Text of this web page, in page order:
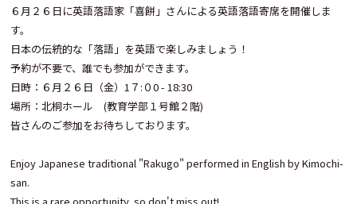
６月２６日に英語落語家「喜餅」さんによる英語落語寄席を開催しま
す。
日本の伝統的な「落語」を英語で楽しみましょう！
予約が不要で、誰でも参加ができます。
日時：６月２６日（金）1７:０0 - 18:30
場所：北桐ホール (教育学部１号館２階)
皆さんのご参加をお待ちしております。
Enjoy Japanese traditional "Rakugo" performed in English by Kimochi-
san.
This is a rare opportunity, so don't miss out!